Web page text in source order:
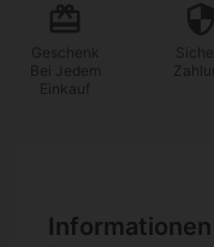
Geschenk
Bei Jedem
Einkauf